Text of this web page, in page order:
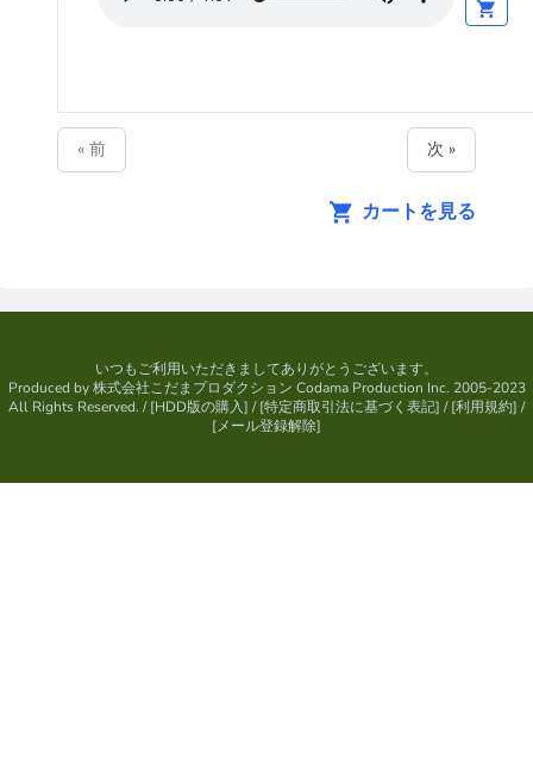
« 前 次 »
カートを見る
いつもご利用いただきましてありがとうございます。
Produced by株式会社こだまプロダクション Codama Production Inc. 2005-2023
All Rights Reserved. / [HDD版の購入] / [特定商取引法に基づく表記] / [利用規約] /
[メール登録解除]